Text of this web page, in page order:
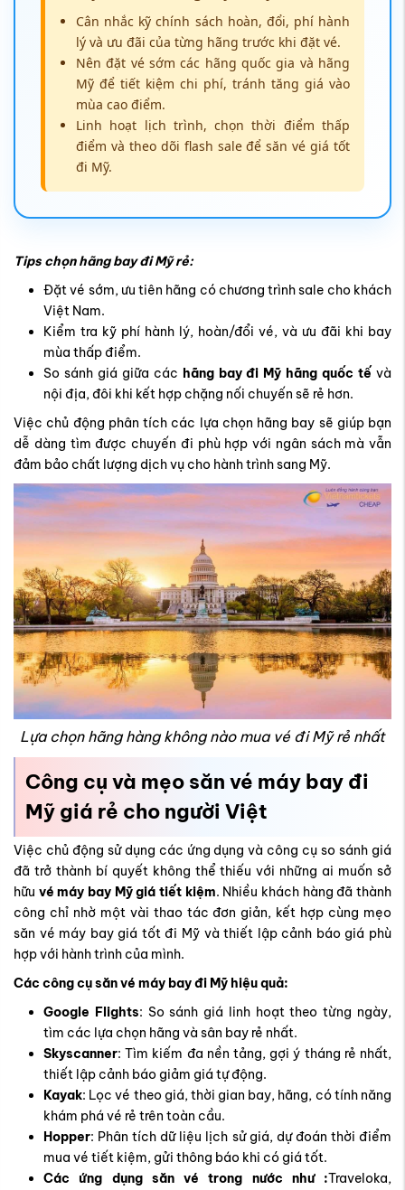
Cân nhắc kỹ chính sách hoàn, đổi, phí hành
lý và ưu đãi của từng hãng trước khi đặt vé.
Nên đặt vé sớm các hãng quốc gia và hãng
Mỹ để tiết kiệm chi phí, tránh tăng giá vào
mùa cao điểm.
Linh hoạt lịch trình, chọn thời điểm thấp
điểm và theo dõi flash sale để săn vé giá tốt
đi Mỹ.
Tips chọn hãng bay đi Mỹ rẻ:
Đặt vé sớm, ưu tiên hãng có chương trình sale cho khách
Việt Nam.
Kiểm tra kỹ phí hành lý, hoàn/đổi vé, và ưu đãi khi bay
mùa thấp điểm.
So sánh giá giữa các hãng bay đi Mỹ hãng quốc tế và
nội địa, đôi khi kết hợp chặng nối chuyến sẽ rẻ hơn.
Việc chủ động phân tích các lựa chọn hãng bay sẽ giúp bạn
dễ dàng tìm được chuyến đi phù hợp với ngân sách mà vẫn
đảm bảo chất lượng dịch vụ cho hành trình sang Mỹ.
Lựa chọn hãng hàng không nào mua vé đi Mỹ rẻ nhất
Công cụ và mẹo săn vé máy bay đi
Mỹ giá rẻ cho người Việt
Việc chủ động sử dụng các ứng dụng và công cụ so sánh giá
đã trở thành bí quyết không thể thiếu với những ai muốn sở
hữu vé máy bay Mỹ giá tiết kiệm. Nhiều khách hàng đã thành
công chỉ nhờ một vài thao tác đơn giản, kết hợp cùng mẹo
săn vé máy bay giá tốt đi Mỹ và thiết lập cảnh báo giá phù
hợp với hành trình của mình.
Các công cụ săn vé máy bay đi Mỹ hiệu quả:
Google Flights: So sánh giá linh hoạt theo từng ngày,
tìm các lựa chọn hãng và sân bay rẻ nhất.
Skyscanner: Tìm kiếm đa nền tảng, gợi ý tháng rẻ nhất,
thiết lập cảnh báo giảm giá tự động.
Kayak: Lọc vé theo giá, thời gian bay, hãng, có tính năng
khám phá vé rẻ trên toàn cầu.
Hopper: Phân tích dữ liệu lịch sử giá, dự đoán thời điểm
mua vé tiết kiệm, gửi thông báo khi có giá tốt.
Các ứng dụng săn vé trong nước như :Traveloka,